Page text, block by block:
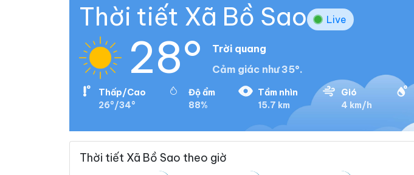
Thời tiết Xã Bồ Sao Live
28°
Trời quang
Cảm giác như 35°.
Thấp/Cao
26°/34°
Độ ẩm
88%
Tầm nhìn
15.7 km
Gió
4 km/h
Thời tiết Xã Bồ Sao theo giờ